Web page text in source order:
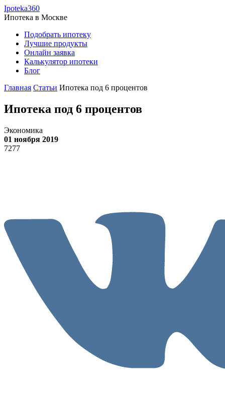
Ipoteka360
Ипотека в Москве
Подобрать ипотеку
Лучшие продукты
Онлайн заявка
Калькулятор ипотеки
Блог
Главная Статьи Ипотека под 6 процентов
Ипотека под 6 процентов
Экономика
01 ноября 2019
7277